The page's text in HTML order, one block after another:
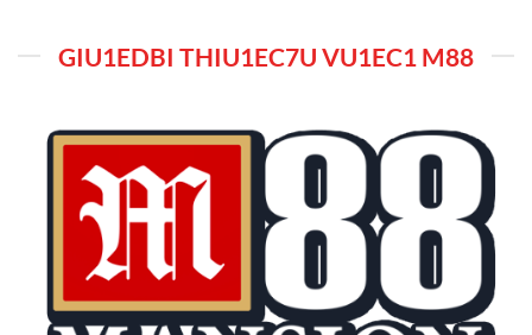
GIU1EDBI THIU1EC7U VU1EC1 M88